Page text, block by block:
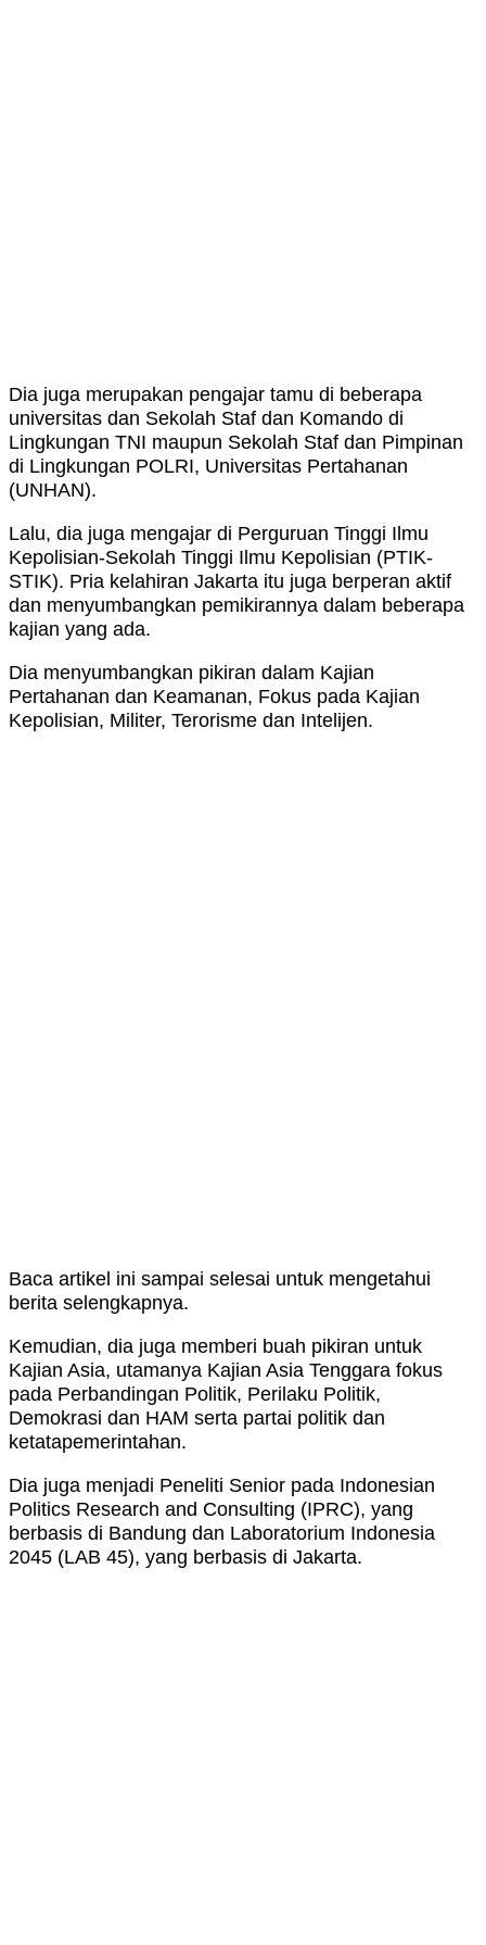
Dia juga merupakan pengajar tamu di beberapa
universitas dan Sekolah Staf dan Komando di
Lingkungan TNI maupun Sekolah Staf dan Pimpinan
di Lingkungan POLRI, Universitas Pertahanan
(UNHAN).
Lalu, dia juga mengajar di Perguruan Tinggi Ilmu
Kepolisian-Sekolah Tinggi Ilmu Kepolisian (PTIK-
STIK). Pria kelahiran Jakarta itu juga berperan aktif
dan menyumbangkan pemikirannya dalam beberapa
kajian yang ada.
Dia menyumbangkan pikiran dalam Kajian
Pertahanan dan Keamanan, Fokus pada Kajian
Kepolisian, Militer, Terorisme dan Intelijen.
Baca artikel ini sampai selesai untuk mengetahui
berita selengkapnya.
Kemudian, dia juga memberi buah pikiran untuk
Kajian Asia, utamanya Kajian Asia Tenggara fokus
pada Perbandingan Politik, Perilaku Politik,
Demokrasi dan HAM serta partai politik dan
ketatapemerintahan.
Dia juga menjadi Peneliti Senior pada Indonesian
Politics Research and Consulting (IPRC), yang
berbasis di Bandung dan Laboratorium Indonesia
2045 (LAB 45), yang berbasis di Jakarta.